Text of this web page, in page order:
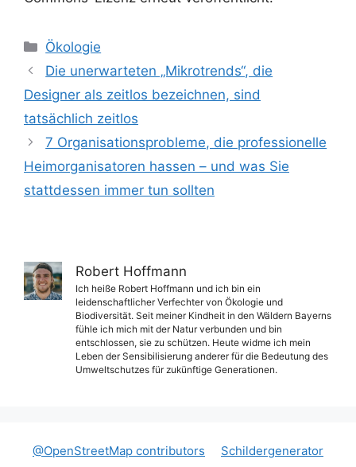
Kategorien
Ökologie
Die unerwarteten „Mikrotrends“, die
Designer als zeitlos bezeichnen, sind
tatsächlich zeitlos
7 Organisationsprobleme, die professionelle
Heimorganisatoren hassen – und was Sie
stattdessen immer tun sollten
Robert Hoffmann
Ich heiße Robert Hoffmann und ich bin ein
leidenschaftlicher Verfechter von Ökologie und
Biodiversität. Seit meiner Kindheit in den Wäldern Bayerns
fühle ich mich mit der Natur verbunden und bin
entschlossen, sie zu schützen. Heute widme ich mein
Leben der Sensibilisierung anderer für die Bedeutung des
Umweltschutzes für zukünftige Generationen.
@OpenStreetMap contributors Schildergenerator